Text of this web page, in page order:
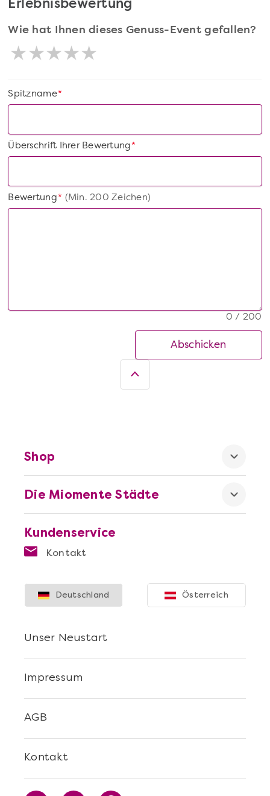
Erlebnisbewertung
Wie hat Ihnen dieses Genuss-Event gefallen?
*
Spitzname
*
Überschrift Ihrer Bewertung
*
Bewertung(Min. 200 Zeichen)
0 / 200
Abschicken
Kundenservice
Kontakt
Die Miomente Städte
Shop
Kontakt
AGB
Impressum
Unser Neustart
Deutschland Österreich